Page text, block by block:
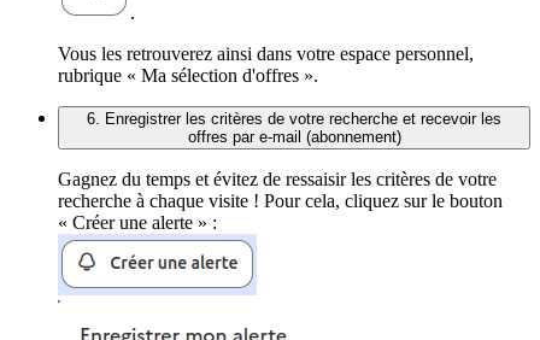
.
Vous les retrouverez ainsi dans votre espace personnel,
rubrique « Ma sélection d'offres ».
6. Enregistrer les critères de votre recherche et recevoir les
offres par e-mail (abonnement)
Gagnez du temps et évitez de ressaisir les critères de votre
recherche à chaque visite ! Pour cela, cliquez sur le bouton
« Créer une alerte » :